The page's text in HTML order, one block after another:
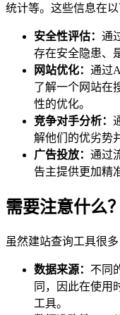
统计等。这些信息在
安全性评估： 通
存在安全隐患、
网站优化： 通过
了解一个网站在
性的优化。
竞争对手分析：
解他们的优劣势
广告投放： 通过
告主提供更加精
需要注意什么？
虽然建站查询工具很
数据来源： 不同
同，因此在使用
工具。